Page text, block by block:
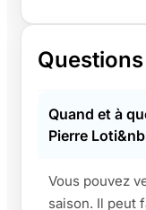
Quand et à
Pierre
Vous pouvez
saison. Il peut